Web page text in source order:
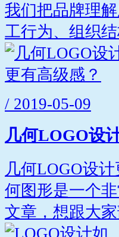
我们把品牌理
工行为、组织
/ 2019-05-09
几何LOGO设
几何LOGO设
何图形是一个
文章，想跟大